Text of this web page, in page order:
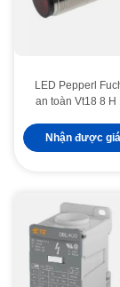
LED Pepperl
an toàn Vt18 8 H
Sensor
Nhận được